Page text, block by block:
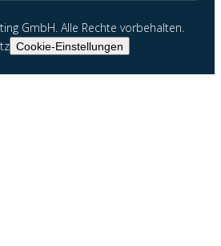
GmbH. Alle Rechte vorbehalten.
Cookie-Einstellungen